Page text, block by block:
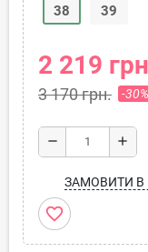
38
39
2 219
3 170 грн. -30%
remove add
ЗАМОВИТИ В
favorite_border